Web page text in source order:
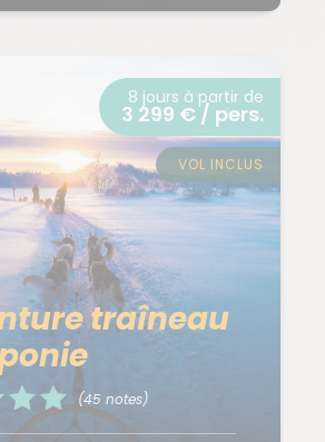
traîneau
(45 notes)
8 jours à partir de
3 299 € / pers.
VOL INCLUS